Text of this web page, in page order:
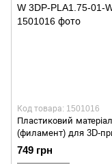
Код товара: 1501016
Пластиковий матеріал
(филамент) для 3D-
3DP-PLA1.75-01-W 3DP-
PLA1.75-01-W
749 грн